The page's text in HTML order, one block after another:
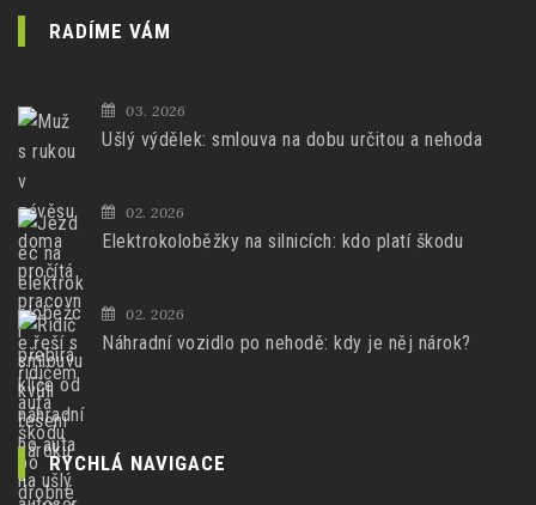
RADÍME VÁM
03. 2026
Ušlý výdělek: smlouva na dobu určitou a nehoda
02. 2026
Elektrokoloběžky na silnicích: kdo platí škodu
02. 2026
Náhradní vozidlo po nehodě: kdy je něj nárok?
RYCHLÁ NAVIGACE